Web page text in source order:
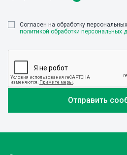
Cогласен на обработку
политикой обработки персональных